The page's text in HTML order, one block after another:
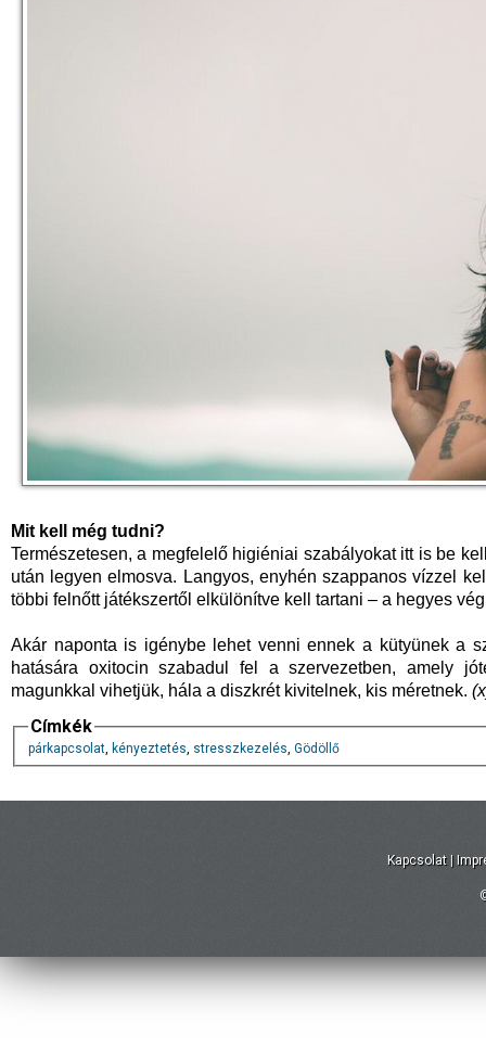
Mit kell még tudni?
Természetesen, a megfelelő higiéniai szabályokat itt is be
után legyen elmosva. Langyos, enyhén szappanos vízzel
többi felnőtt játékszertől elkülönítve kell tartani – a hegyes
Akár naponta is igénybe lehet venni ennek a kütyünek a
hatására oxitocin szabadul fel a szervezetben, amely
magunkkal vihetjük, hála a diszkrét kivitelnek, kis méretnek.
Címkék
párkapcsolat, kényeztetés, stresszkezelés, Gödöllő
Kapcsolat |